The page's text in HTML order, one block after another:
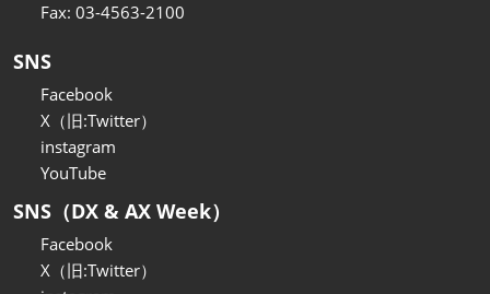
Fax: 03-4563-2100
SNS
Facebook
X（旧:Twitter）
instagram
YouTube
SNS（DX & AX Week）
Facebook
X（旧:Twitter）